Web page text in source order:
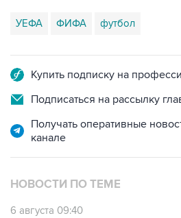
УЕФА ФИФА футбол
Купить подписку на
Подписаться на рассылку
Получать оперативные
канале
НОВОСТИ ПО ТЕМЕ
6 августа 09:40